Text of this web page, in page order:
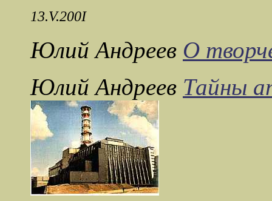
13.V.200I
Юлий Андреев О
Юлий Андреев Тайны